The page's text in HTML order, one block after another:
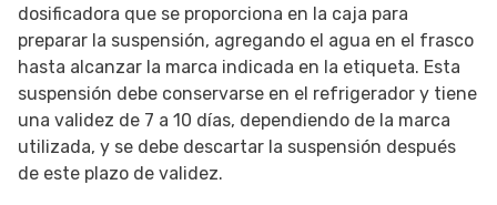
dosificadora que se proporciona en la caja para
preparar la suspensión, agregando el agua en el frasco
hasta alcanzar la marca indicada en la etiqueta. Esta
suspensión debe conservarse en el refrigerador y tiene
una validez de 7 a 10 días, dependiendo de la marca
utilizada, y se debe descartar la suspensión después
de este plazo de validez.